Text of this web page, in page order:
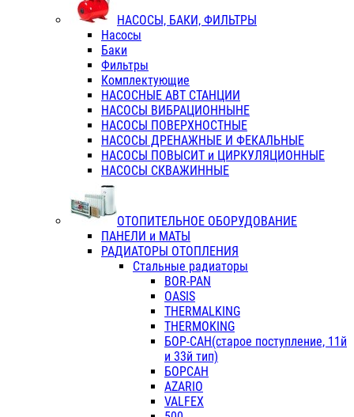
НАСОСЫ, БАКИ, ФИЛЬТРЫ
Насосы
Баки
Фильтры
Комплектующие
НАСОСНЫЕ АВТ СТАНЦИИ
НАСОСЫ ВИБРАЦИОННЫНЕ
НАСОСЫ ПОВЕРХНОСТНЫЕ
НАСОСЫ ДРЕНАЖНЫЕ И ФЕКАЛЬНЫЕ
НАСОСЫ ПОВЫСИТ и ЦИРКУЛЯЦИОННЫЕ
НАСОСЫ СКВАЖИННЫЕ
ОТОПИТЕЛЬНОЕ ОБОРУДОВАНИЕ
ПАНЕЛИ и МАТЫ
РАДИАТОРЫ ОТОПЛЕНИЯ
Стальные радиаторы
BOR-PAN
OASIS
THERMALKING
THERMOKING
БОР-САН(старое поступление, 11й
и 33й тип)
БОРСАН
AZARIO
VALFEX